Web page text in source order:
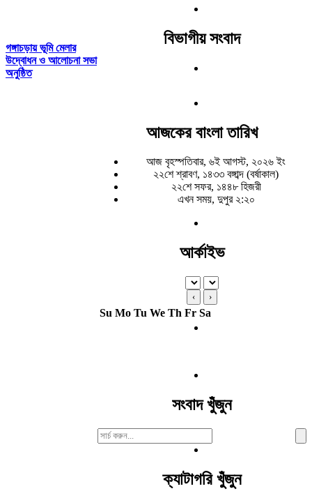
গঙ্গাচড়ায় ভূমি মেলার
উদ্বোধন ও আলোচনা সভা
অনুষ্ঠিত
বিভাগীয় সংবাদ
আজকের বাংলা তারিখ
আজ বৃহস্পতিবার, ৬ই আগস্ট, ২০২৬ ইং
২২শে শ্রাবণ, ১৪৩৩ বঙ্গাব্দ (বর্ষাকাল)
২২শে সফর, ১৪৪৮ হিজরী
এখন সময়, দুপুর ২:২০
আর্কাইভ
‹ ›
Su Mo Tu We Th Fr Sa
সংবাদ খুঁজুন
Search
For:
ক্যাটাগরি খুঁজুন